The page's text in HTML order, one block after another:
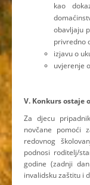
kao
obavljaju
privredno
izjavu o
uvjerenje
V. Konkurs ostaje
Za djecu
novčane pomoći
redovnog
podnosi roditelj/
godine (zadnji
invalidsku zaštitu i